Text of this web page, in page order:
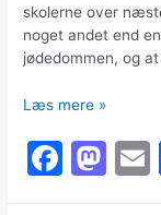
skolerne over
noget andet end
jødedommen, og
Min
til
islam
Læs mere »
F
a
M
a